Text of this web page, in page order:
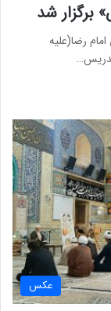
شد
رضا(علیه
عکس